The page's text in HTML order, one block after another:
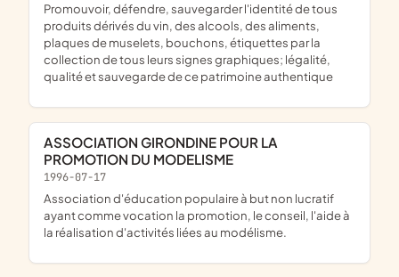
promouvoir, défendre, sauvegarder l'identité de tous
produits dérivés du vin, des alcools, des aliments,
plaques de muselets, bouchons, étiquettes par la
collection de tous leurs signes graphiques; légalité,
qualité et sauvegarde de ce patrimoine authentique
ASSOCIATION GIRONDINE POUR LA
PROMOTION DU MODELISME
1996-07-17
Association d'éducation populaire à but non lucratif
ayant comme vocation la promotion, le conseil, l'aide à
la réalisation d'activités liées au modélisme.